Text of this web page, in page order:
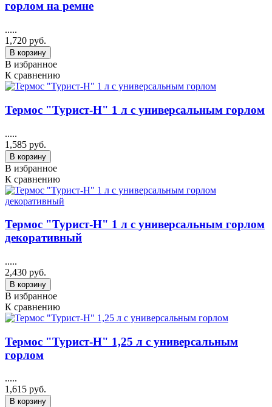
горлом на ремне
.....
1,720 руб.
В корзину
В избранное
К сравнению
Термос "Турист-Н" 1 л с универсальным горлом
.....
1,585 руб.
В корзину
В избранное
К сравнению
Термос "Турист-Н" 1 л с универсальным горлом
декоративный
.....
2,430 руб.
В корзину
В избранное
К сравнению
Термос "Турист-Н" 1,25 л с универсальным
горлом
.....
1,615 руб.
В корзину